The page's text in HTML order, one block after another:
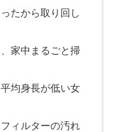
たから取り回し
家中まるごと掃
均身長が低い女
ィルターの汚れ